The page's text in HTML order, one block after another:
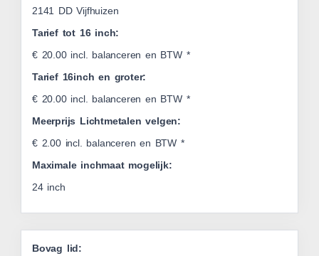
2141 DD Vijfhuizen
Tarief tot 16 inch:
€ 20.00 incl. balanceren en BTW *
Tarief 16inch en groter:
€ 20.00 incl. balanceren en BTW *
Meerprijs Lichtmetalen velgen:
€ 2.00 incl. balanceren en BTW *
Maximale inchmaat mogelijk:
24 inch
Bovag lid: